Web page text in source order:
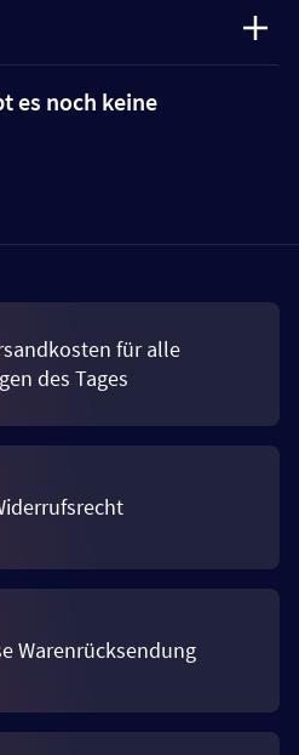
es noch keine
für alle
des Tages
Warenrücksendung